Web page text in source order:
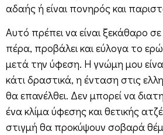
αδαής ή είναι πονηρός και
Αυτό πρέπει να είναι ξεκάθαρο
πέρα, προβάλει και εύλογα το
μετά την ύφεση. Η γνώμη μου
κάτι δραστικά, η ένταση στις
θα επανέλθει. Δεν μπορεί να
ένα κλίμα ύφεσης και θετικής
στιγμή θα προκύψουν σοβαρά